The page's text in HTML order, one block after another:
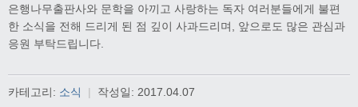
은행나무출판사와 문학을 아끼고 사랑하는 독자 여러분들에게 불편
한 소식을 전해 드리게 된 점 깊이 사과드리며, 앞으로도 많은 관심과
응원 부탁드립니다.
카테고리: 소식 | 작성일: 2017.04.07